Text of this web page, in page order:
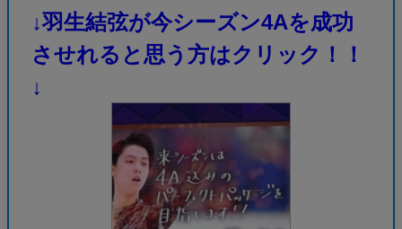
↓羽生結弦が今シーズン4Aを成功
させれると思う方はクリック！！
↓